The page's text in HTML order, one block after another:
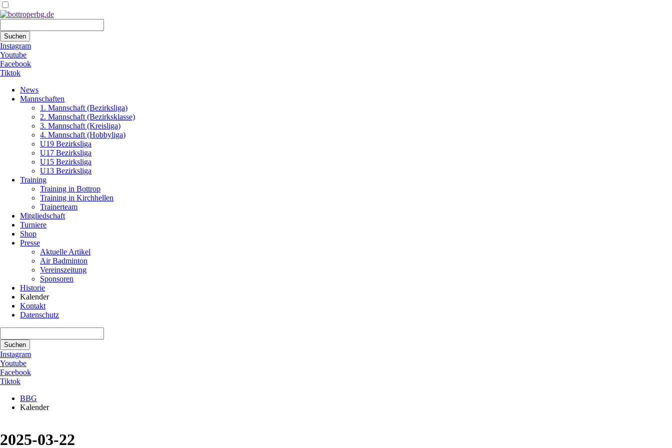
Suchen
Instagram
Youtube
Facebook
Tiktok
überspringen
News
Mannschaften
1. Mannschaft (Bezirksliga)
2. Mannschaft (Bezirksklasse)
3. Mannschaft (Kreisliga)
4. Mannschaft (Hobbyliga)
U19 Bezirksliga
U17 Bezirksliga
U15 Bezirksliga
U13 Bezirksliga
Training
Training in Bottrop
Training in Kirchhellen
Trainerteam
Mitgliedschaft
Turniere
Shop
Presse
Aktuelle Artikel
Air Badminton
Vereinszeitung
Sponsoren
Historie
Kalender
Kontakt
Datenschutz
Suchen
Instagram
Youtube
Facebook
Tiktok
BBG
Kalender
2025-03-22